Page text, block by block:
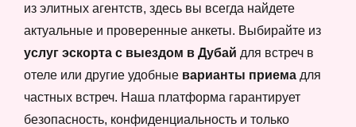
из элитных агентств, здесь вы всегда найдете
актуальные и проверенные анкеты. Выбирайте из
услуг эскорта с выездом в Дубай для встреч в
отеле или другие удобные варианты приема для
частных встреч. Наша платформа гарантирует
безопасность, конфиденциальность и только